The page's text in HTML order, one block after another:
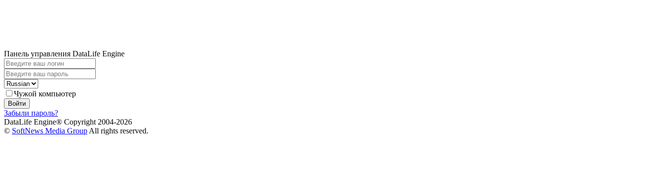
Панель управления DataLife Engine
Чужой компьютер
Войти
Забыли пароль?
DataLife Engine® Copyright 2004-2026
© SoftNews Media Group All rights reserved.